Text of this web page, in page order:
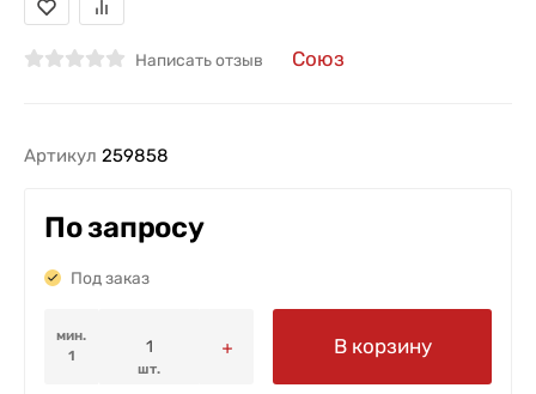
Написать отзыв Союз
Артикул 259858
По запросу
Под заказ
мин.
1
шт.
В корзину